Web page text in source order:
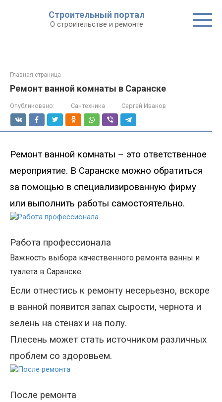
Строительный портал
О строительстве и ремонте
Главная страница
Ремонт ванной комнаты в Саранске
Опубликовано: Сантехника Сергей Иванов
Ремонт ванной комнаты – это ответственное
мероприятие. В Саранске можно обратиться
за помощью в специализированную фирму
или выполнить работы самостоятельно.
Работа профессионала
Важность выбора качественного ремонта ванны и
туалета в Саранске
Если отнестись к ремонту несерьезно, вскоре
в ванной появится запах сырости, чернота и
зелень на стенах и на полу.
Плесень может стать источником различных
проблем со здоровьем.
После ремонта